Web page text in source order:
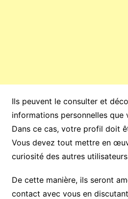
Ils peuvent le consulter et
informations personnelles que
Dans ce cas, votre profil doit
Vous devez tout mettre en
curiosité des autres
De cette manière, ils seront
contact avec vous en